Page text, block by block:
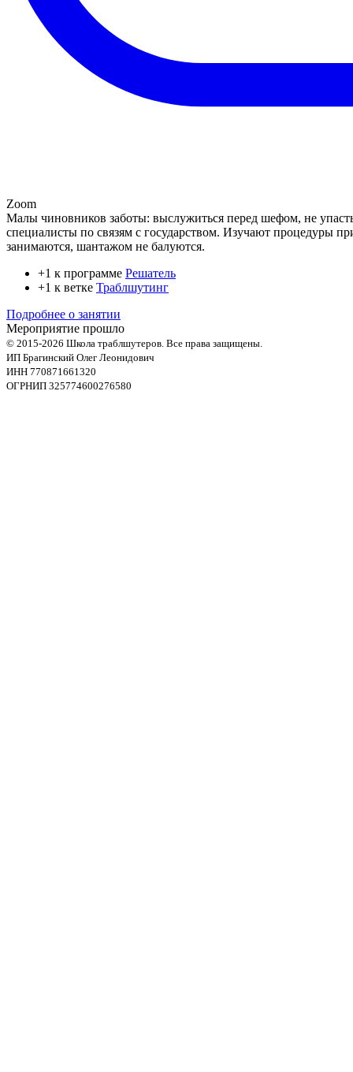
Zoom
Малы чиновников заботы: выслужиться перед шефом, не
специалисты по связям с государством. Изучают процедуры
занимаются, шантажом не балуются.
+1 к программе Решатель
+1 к ветке Траблшутинг
Подробнее о занятии
Мероприятие прошло
© 2015-2026 Школа траблшутеров. Все права защищены.
ИП Брагинский Олег Леонидович
ИНН 770871661320
ОГРНИП 325774600276580